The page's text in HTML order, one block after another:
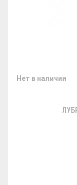
Нет в наличии